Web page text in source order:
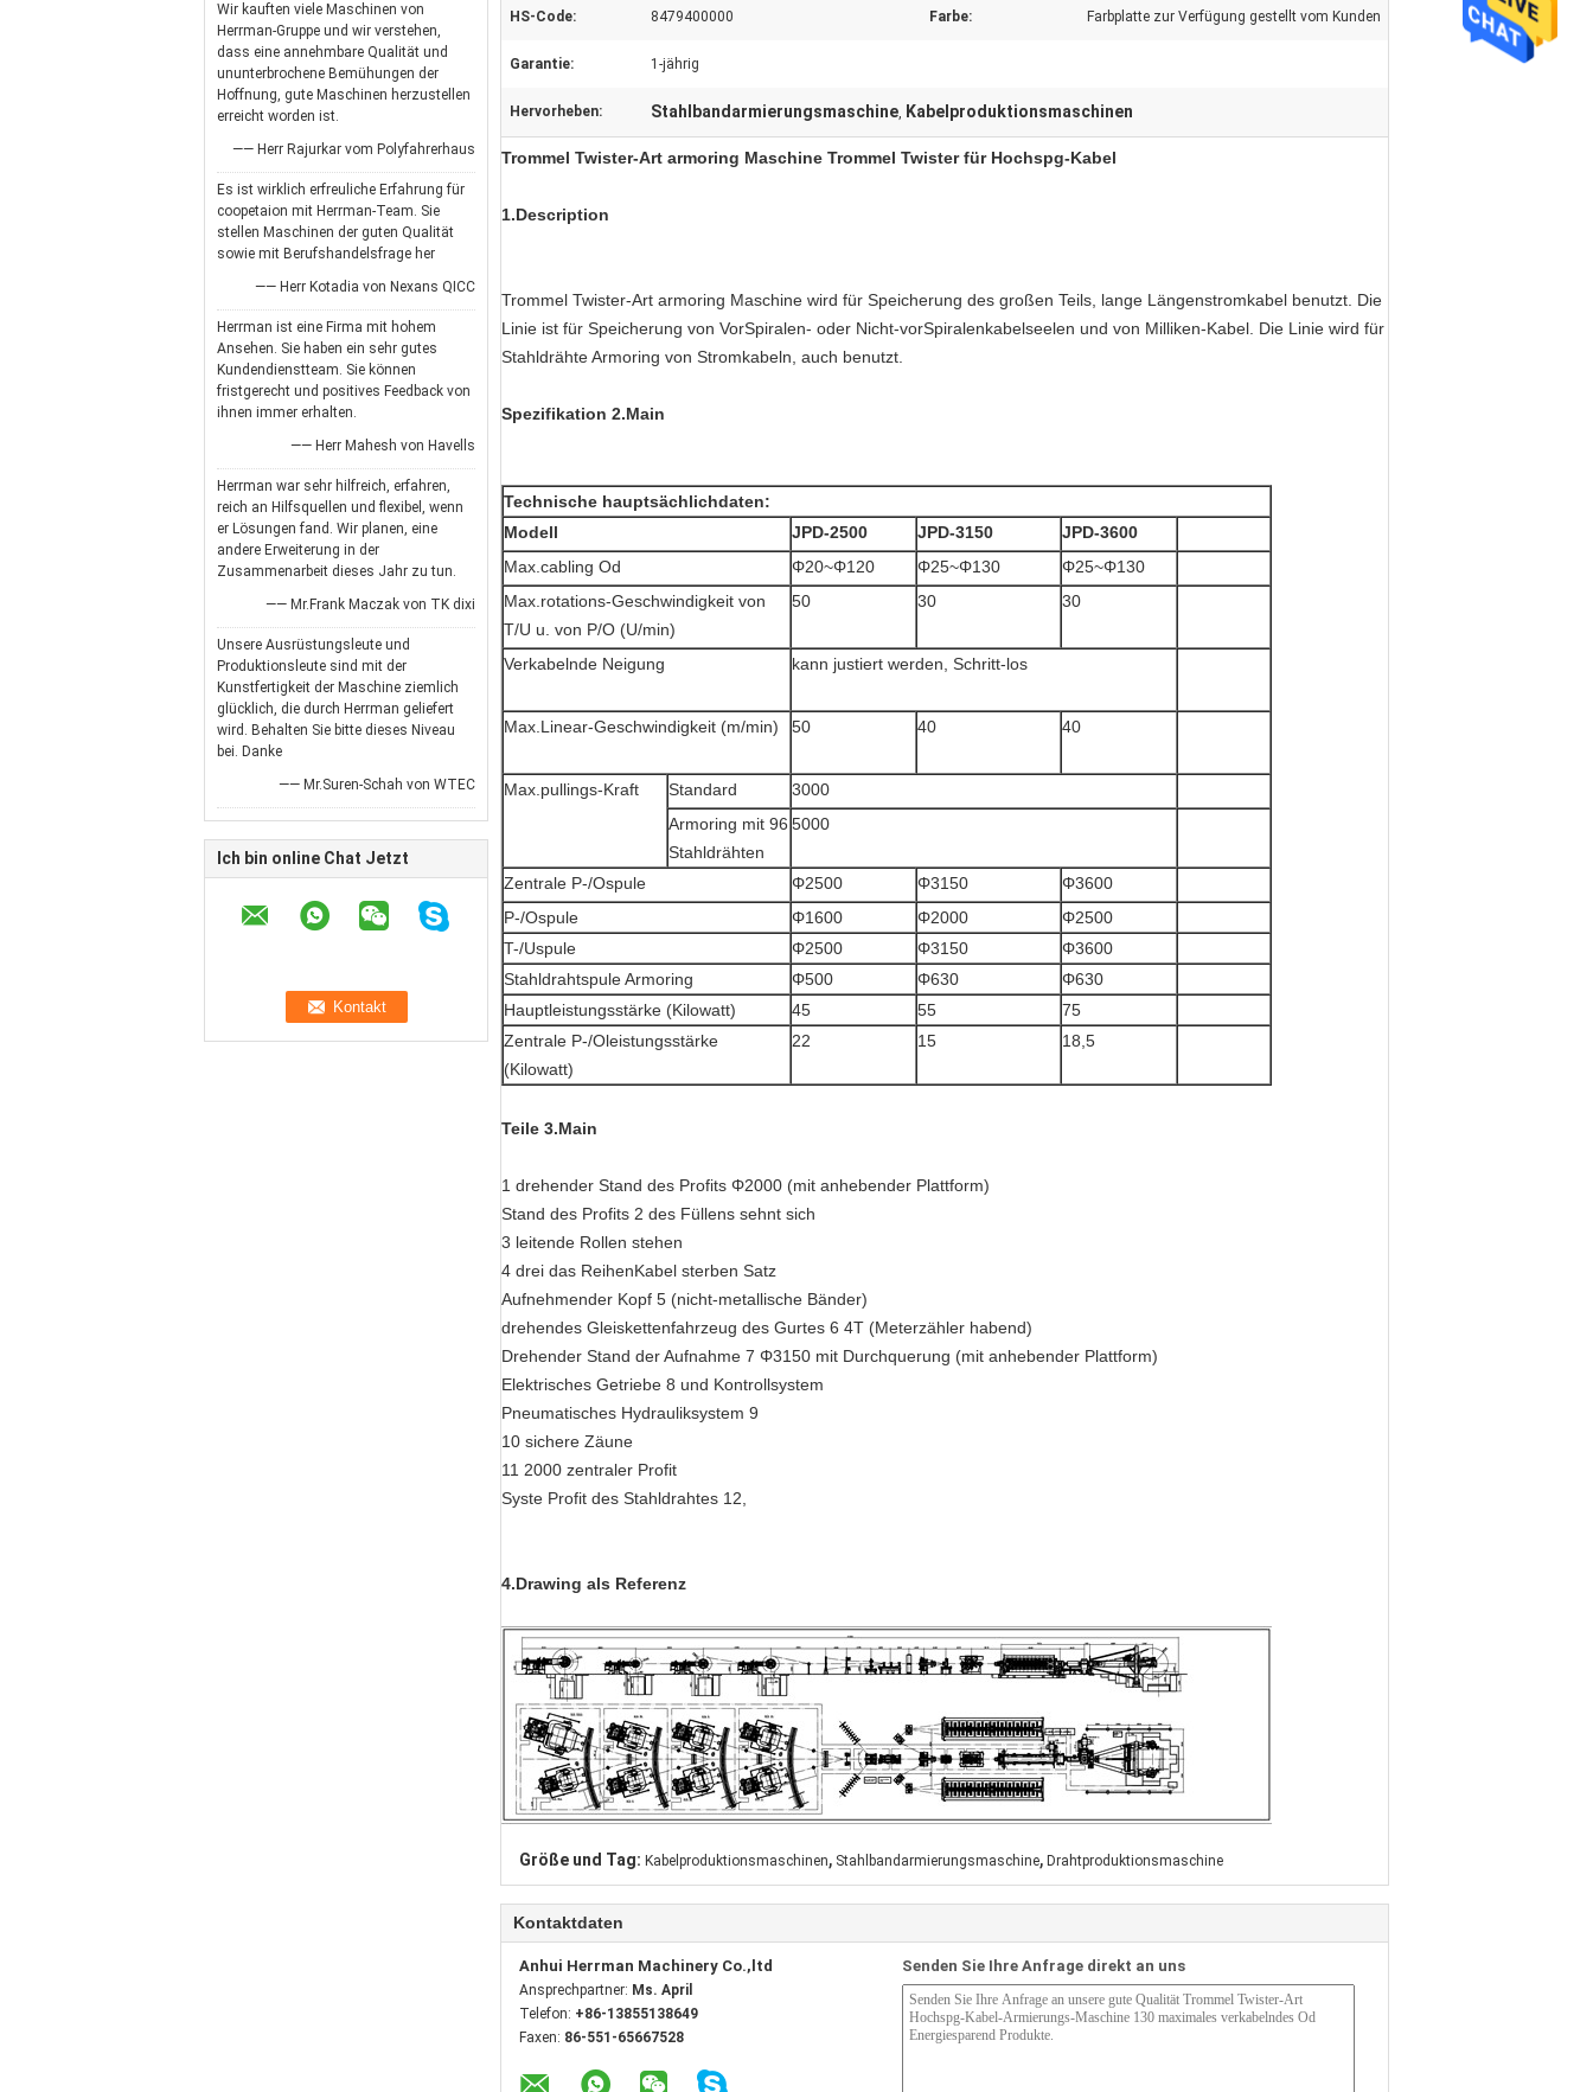
Wir kauften viele Maschinen von
Herrman-Gruppe und wir verstehen,
dass eine annehmbare Qualität und
ununterbrochene Bemühungen der
Hoffnung, gute Maschinen herzustellen
erreicht worden ist.
—— Herr Rajurkar vom Polyfahrerhaus
Es ist wirklich erfreuliche Erfahrung für
coopetaion mit Herrman-Team. Sie
stellen Maschinen der guten Qualität
sowie mit Berufshandelsfrage her
—— Herr Kotadia von Nexans QICC
Herrman ist eine Firma mit hohem
Ansehen. Sie haben ein sehr gutes
Kundendienstteam. Sie können
fristgerecht und positives Feedback von
ihnen immer erhalten.
—— Herr Mahesh von Havells
Herrman war sehr hilfreich, erfahren,
reich an Hilfsquellen und flexibel, wenn
er Lösungen fand. Wir planen, eine
andere Erweiterung in der
Zusammenarbeit dieses Jahr zu tun.
—— Mr.Frank Maczak von TK dixi
Unsere Ausrüstungsleute und
Produktionsleute sind mit der
Kunstfertigkeit der Maschine ziemlich
glücklich, die durch Herrman geliefert
wird. Behalten Sie bitte dieses Niveau
bei. Danke
—— Mr.Suren-Schah von WTEC
Ich bin online Chat Jetzt
HS-Code: 8479400000 Farbe: Farbplatte zur Verfügung gestellt vom Kunden
Garantie: 1-jährig
Hervorheben: Stahlbandarmierungsmaschine, Kabelproduktionsmaschinen
Trommel Twister-Art armoring Maschine Trommel Twister für Hochspg-Kabel
1.Description
Trommel Twister-Art armoring Maschine wird für Speicherung des großen Teils, lange Längenstromkabel benutzt. Die
Linie ist für Speicherung von VorSpiralen- oder Nicht-vorSpiralenkabelseelen und von Milliken-Kabel. Die Linie wird für
Stahldrähte Armoring von Stromkabeln, auch benutzt.
Spezifikation 2.Main
Technische hauptsächlichdaten:
Modell
JPD-2500 JPD-3150
JPD-3600
Max.cabling Od
Φ20~Φ120 Φ25~Φ130
Φ25~Φ130
Max.rotations-Geschwindigkeit von
T/U u. von P/O (U/min)
50 30 30
Verkabelnde Neigung kann justiert werden, Schritt-los
Max.Linear-Geschwindigkeit (m/min) 50 40 40
Max.pullings-Kraft Standard
3000
Armoring mit 96
Stahldrähten
5000
Zentrale P-/Ospule Φ2500 Φ3150
Φ3600
P-/Ospule
Φ1600 Φ2000
Φ2500
T-/Uspule
Φ2500 Φ3150
Φ3600
Stahldrahtspule Armoring
Φ500 Φ630
Φ630
Hauptleistungsstärke (Kilowatt)
45 55
75
Zentrale P-/Oleistungsstärke
(Kilowatt)
22 15 18,5
Teile 3.Main
1 drehender Stand des Profits Φ2000 (mit anhebender Plattform)
Stand des Profits 2 des Füllens sehnt sich
3 leitende Rollen stehen
4 drei das ReihenKabel sterben Satz
Aufnehmender Kopf 5 (nicht-metallische Bänder)
drehendes Gleiskettenfahrzeug des Gurtes 6 4T (Meterzähler habend)
Drehender Stand der Aufnahme 7 Φ3150 mit Durchquerung (mit anhebender Plattform)
Elektrisches Getriebe 8 und Kontrollsystem
Pneumatisches Hydrauliksystem 9
10 sichere Zäune
11 2000 zentraler Profit
Syste Profit des Stahldrahtes 12,
4.Drawing als Referenz
Größe und Tag: Kabelproduktionsmaschinen, Stahlbandarmierungsmaschine, Drahtproduktionsmaschine
Kontaktdaten
Anhui Herrman Machinery Co.,ltd
Ansprechpartner: Ms. April
Telefon: +86-13855138649
Faxen: 86-551-65667528
Senden Sie Ihre Anfrage direkt an uns